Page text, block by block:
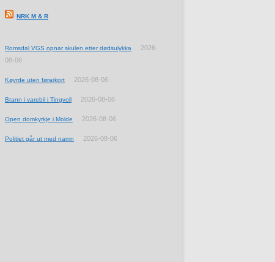
NRK M & R
Romsdal VGS opnar skulen etter dødsulykka
2026-
08-06
Køyrde uten førarkort 2026-08-06
Brann i varebil i Tingvoll 2026-08-06
Open domkyrkje i Molde 2026-08-06
Politiet går ut med namn 2026-08-06